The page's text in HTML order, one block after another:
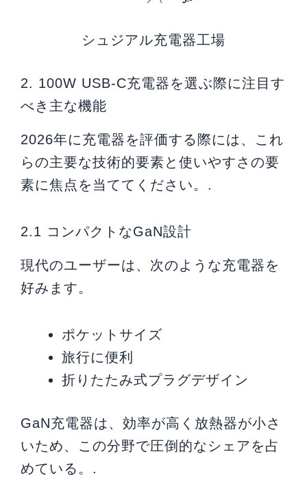
シュジアル充電器工場
2. 100W USB-C充電器を選ぶ際に注目す
べき主な機能
2026年に充電器を評価する際には、これ
らの主要な技術的要素と使いやすさの要
素に焦点を当ててください。.
2.1 コンパクトなGaN設計
現代のユーザーは、次のような充電器を
好みます。
ポケットサイズ
旅行に便利
折りたたみ式プラグデザイン
GaN充電器は、効率が高く放熱器が小さ
いため、この分野で圧倒的なシェアを占
めている。.